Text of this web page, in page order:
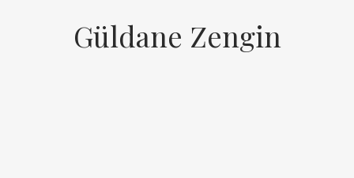
Güldane Zengin